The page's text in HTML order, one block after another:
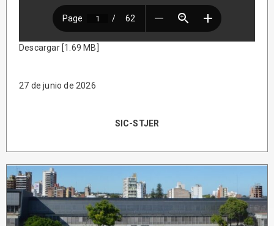
Descargar [1.69 MB]
27 de junio de 2026
SIC-STJER